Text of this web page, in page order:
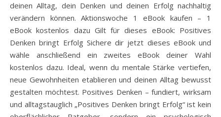
deinen Alltag, dein Denken und deinen Erfolg nachhaltig
verändern können. Aktionswoche 1 eBook kaufen – 1
eBook kostenlos dazu Gilt für dieses eBook: Positives
Denken bringt Erfolg Sichere dir jetzt dieses eBook und
wähle anschließend ein zweites eBook deiner Wahl
kostenlos dazu. Ideal, wenn du mentale Stärke vertiefen,
neue Gewohnheiten etablieren und deinen Alltag bewusst
gestalten möchtest. Positives Denken – fundiert, wirksam
und alltagstauglich „Positives Denken bringt Erfolg“ ist kein